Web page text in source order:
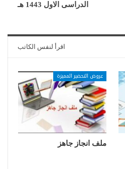
الدراسى الاول 1443 هـ
اقرأ لنفس الكاتب
عروض التحضير المميزة
ملف انجاز جاهز